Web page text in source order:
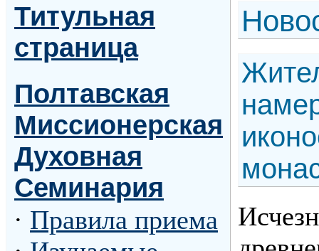
Титульная
страница
Полтавская
Миссионерская
Духовная
Семинария
· Правила приема
Н